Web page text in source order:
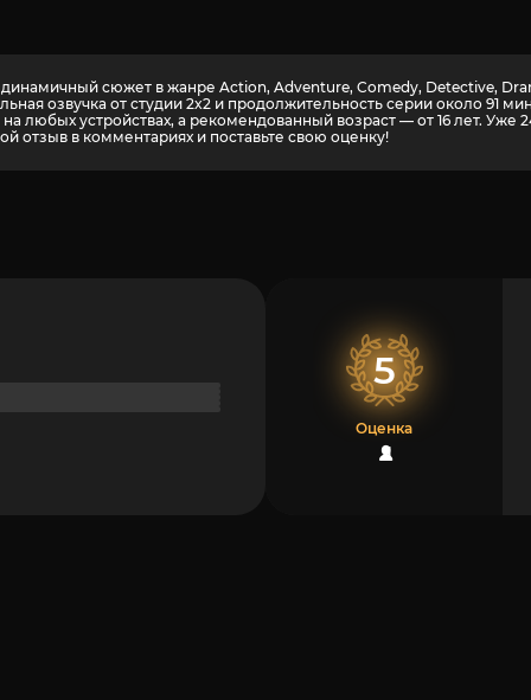
сюжет в жанре Action, Adventure, Comedy, Detective,
озвучка от студии 2x2 и продолжительность серии около 91
любых устройствах, а рекомендованный возраст — от 16 лет. Уже
отзыв в комментариях и поставьте свою оценку!
5
Оценка
1